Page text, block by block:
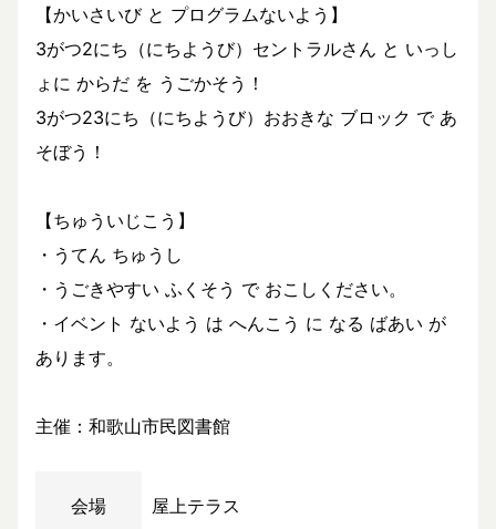
【かいさいび と プログラムないよう】
3がつ2にち（にちようび）セントラルさん と いっし
ょに からだ を うごかそう！
3がつ23にち（にちようび）おおきな ブロック で あ
そぼう！
【ちゅういじこう】
・うてん ちゅうし
・うごきやすい ふくそう で おこしください。
・イベント ないよう は へんこう に なる ばあい が
あります。
主催：和歌山市民図書館
会場 屋上テラス